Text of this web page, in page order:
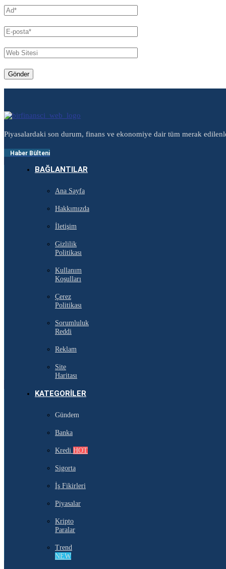
Piyasalardaki son durum, finans ve ekonomiye dair tüm merak
Haber Bülteni
BAĞLANTILAR
Ana Sayfa
Hakkımızda
İletişim
Gizlilik
Politikası
Kullanım
Koşulları
Çerez
Politikası
Sorumluluk
Reddi
Reklam
Site
Haritası
KATEGORILER
Gündem
Banka
Kredi HOT
Sigorta
İş Fikirleri
Piyasalar
Kripto
Paralar
Trend
NEW